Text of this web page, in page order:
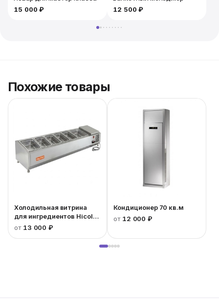
15 000 ₽
12 500 ₽
Похожие товары
Холодильная витрина
для ингредиентов Hicold
VRTO 1485
от 13 000 ₽
Кондиционер 70 кв.м
от 12 000 ₽